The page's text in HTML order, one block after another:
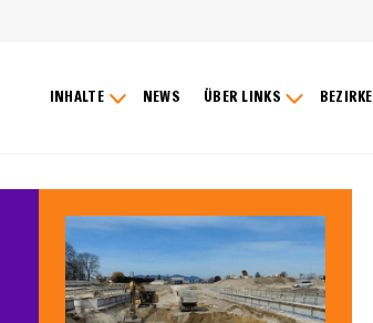
INHALTE NEWS ÜBER LINKS BEZIRKE